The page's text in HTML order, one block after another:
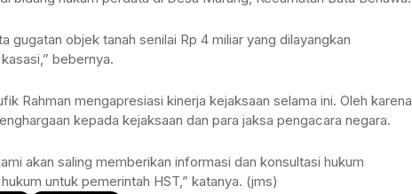
BALANGAN
TANAH LAUT
KOTABARU
KOTABARU
gugatan objek tanah senilai Rp 4 miliar yang dilayangkan
bebernya.
Rahman mengapresiasi kinerja kejaksaan selama ini. Oleh karena
kepada kejaksaan dan para jaksa pengacara negara.
akan saling memberikan informasi dan konsultasi hukum
untuk pemerintah HST,” katanya. (jms)